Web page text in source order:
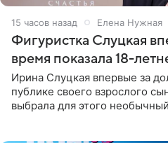
15 часов назад Елена Нужная
Фигуристка Слуцкая
время показала 18-
Ирина Слуцкая впервые за
публике своего взрослого
выбрала для этого